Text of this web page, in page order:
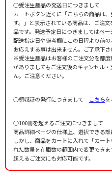
○受注生産品の発送日につきまして
カートボタン近くに「こちらの商品は
す。」と表示されている商品は、ご注
品です。発送予定日につきましてはペー
配送指定日や備考欄にこの日程より前
お応えする事は出来ません。ご了承下さ
※受注生産品はお客様のご注文分を都
がありましてもご注文後のキャンセル
ん。ご注意ください。
○領収証の発行につきまして こちら
○100冊を超えるご注文につきまして
商品詳細ページの仕様上、選択できる部
しかし、商品をカートに入れて「カー
れた数量を在庫数の範囲内で変更でき
超えるご注文にも対応可能です。